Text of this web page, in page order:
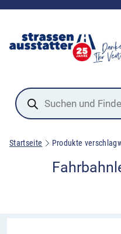
Products
search
Startseite Produkte